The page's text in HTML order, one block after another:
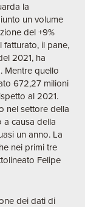
la
un volume
del +9%
fatturato, il pane,
2021, ha
Mentre quello
672,27 milioni
al 2021.
nel settore della
a causa della
un anno. La
nei primi tre
Felipe
dei dati di